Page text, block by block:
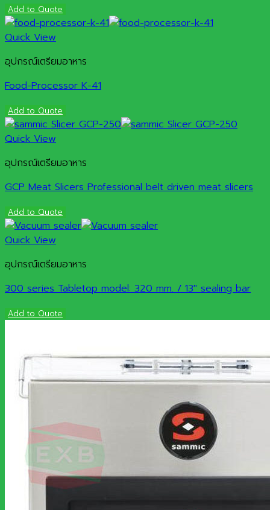
Add to Quote
Quick View
อุปกรณ์เตรียมอาหาร
Food-Processor K-41
Add to Quote
Quick View
อุปกรณ์เตรียมอาหาร
GCP Meat Slicers Professional belt driven meat slicers
Add to Quote
Quick View
อุปกรณ์เตรียมอาหาร
300 series Tabletop model: 320 mm. / 13″ sealing bar
Add to Quote